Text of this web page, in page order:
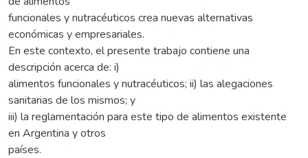
funcionales y nutracéuticos crea nuevas alternativas
económicas y empresariales.
En este contexto, el presente trabajo contiene una
descripción acerca de: i)
alimentos funcionales y nutracéuticos; ii) las alegaciones
sanitarias de los mismos; y
iii) la reglamentación para este tipo de alimentos existente
en Argentina y otros
países.